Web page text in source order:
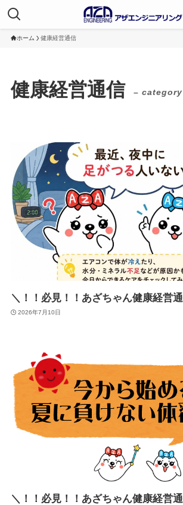
ホーム 健康経営通信
健康経営通信 –
＼！！必見！！あざちゃん健康経営
2026年7月10日
＼！！必見！！あざちゃん健康経営